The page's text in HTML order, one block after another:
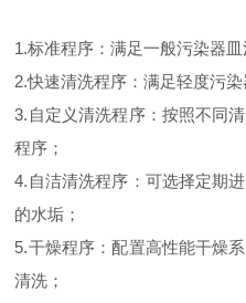
1.标准程序：满足一般污染器皿
2.快速清洗程序：满足轻度污染
3.自定义清洗程序：按照不同
程序；
4.自洁清洗程序：可选择定期
的水垢；
5.干燥程序：配置高性能干燥
清洗；